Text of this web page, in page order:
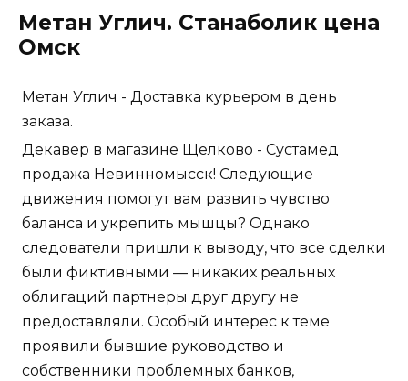
Метан Углич. Станаболик цена
Омск
Метан Углич - Доставка курьером в день
заказа.
Декавер в магазине Щелково - Сустамед
продажа Невинномысск! Следующие
движения помогут вам развить чувство
баланса и укрепить мышцы? Однако
следователи пришли к выводу, что все сделки
были фиктивными — никаких реальных
облигаций партнеры друг другу не
предоставляли. Особый интерес к теме
проявили бывшие руководство и
собственники проблемных банков,